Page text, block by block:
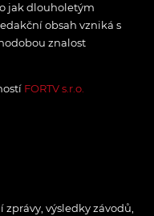
jak dlouholetým
obsah vzniká s
znalost
FORTV s.r.o.
výsledky závodů,